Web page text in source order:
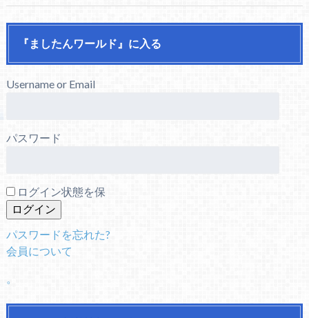
『ましたんワールド』に入る
Username or Email
パスワード
ログイン状態を保
パスワードを忘れた?
会員について